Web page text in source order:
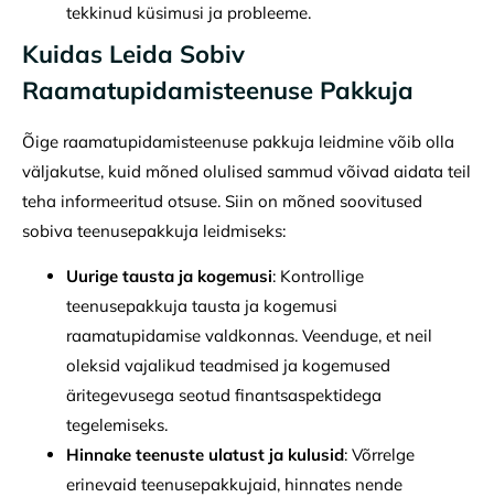
tekkinud küsimusi ja probleeme.
Kuidas Leida Sobiv
Raamatupidamisteenuse Pakkuja
Õige raamatupidamisteenuse pakkuja leidmine võib olla
väljakutse, kuid mõned olulised sammud võivad aidata teil
teha informeeritud otsuse. Siin on mõned soovitused
sobiva teenusepakkuja leidmiseks:
Uurige tausta ja kogemusi: Kontrollige
teenusepakkuja tausta ja kogemusi
raamatupidamise valdkonnas. Veenduge, et neil
oleksid vajalikud teadmised ja kogemused
äritegevusega seotud finantsaspektidega
tegelemiseks.
Hinnake teenuste ulatust ja kulusid: Võrrelge
erinevaid teenusepakkujaid, hinnates nende